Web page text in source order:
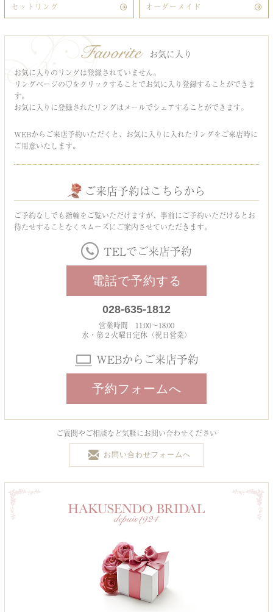
セットリング オーダーメイド
お気に入り
お気に入りのリングは登録されていません。
リングページの♡をクリックすることでお気に入り登録することができま
す。
お気に入りに登録されたリングはメールでシェアすることができます。
WEBからご来店予約いただくと、お気に入りに入れたリングをご来店時に
ご用意いたします。
ご来店予約はこちらから
ご予約なしでも指輪をご覧いただけますが、事前にご予約いただけるとお
待たせすることなくスムーズにご案内させていただきます。
TELでご来店予約
電話で予約する
028-635-1812
営業時間 11:00～18:00
水・第２火曜日定休（祝日営業）
WEBからご来店予約
予約フォームへ
ご質問やご相談など気軽にお問い合わせください
お問い合わせフォームへ